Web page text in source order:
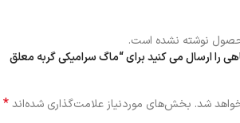
نوشته نشده است.
را ارسال می کنید برای “ماگ سرامیکی گربه معلق
شد. بخش‌های موردنیاز علامت‌گذاری شده‌اند*